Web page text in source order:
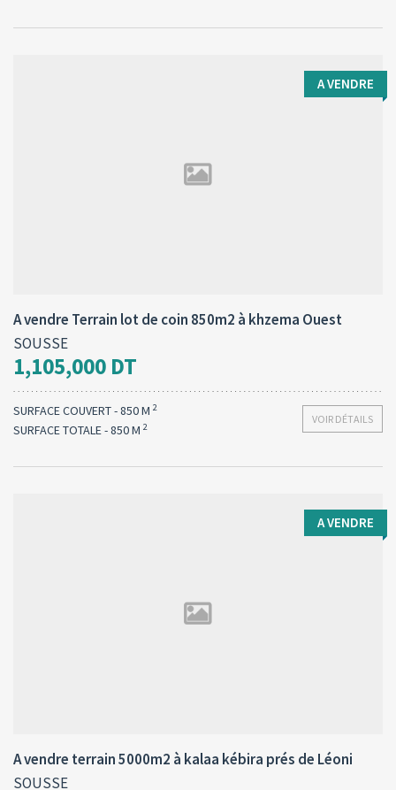
A VENDRE
A vendre Terrain lot de coin 850m2 à khzema Ouest
SOUSSE
1,105,000 DT
VOIR DÉTAILS
SURFACE COUVERT - 850 M 2
SURFACE TOTALE - 850 M 2
A VENDRE
A vendre terrain 5000m2 à kalaa kébira prés de Léoni
SOUSSE